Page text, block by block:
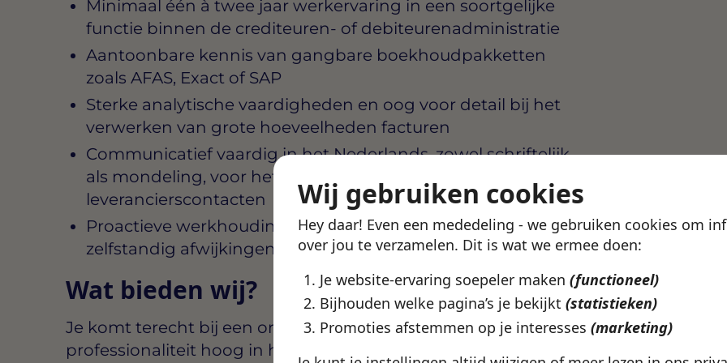
Wij gebruiken cookies
Hey daar! Even een mededeling - we gebruiken cookies om
over jou te verzamelen. Dit is wat we ermee doen:
Je website-ervaring soepeler maken (functioneel)
Bijhouden welke pagina’s je bekijkt (statistieken)
Promoties afstemmen op je interesses (marketing)
Minimaal één à twee jaar werkervaring in een soortgelijke
functie binnen de crediteuren- of debiteurenadministratie
Aantoonbare kennis van gangbare boekhoudpakketten
zoals AFAS, Exact of SAP
Sterke analytische vaardigheden en oog voor detail bij het
verwerken van grote hoeveelheden facturen
Communicatief vaardig in het Nederlands, zowel schriftelijk
als mondeling, voor het onderhouden van
leverancierscontacten
Proactieve werkhouding: jij wacht niet af, maar signaleert
zelfstandig afwijkingen en pakt deze op
Wat bieden wij?
Je komt terecht bij een organisatie die financiële
professionaliteit hoog in het vaandel heeft staan en waar jouw